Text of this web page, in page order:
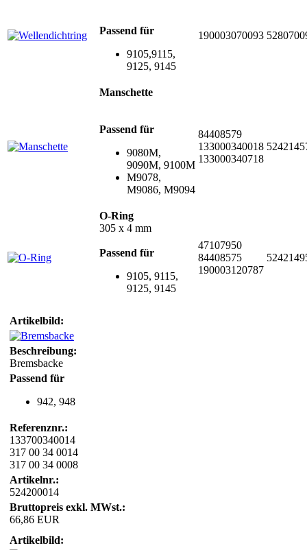
Passend für
9105,9115,
9125, 9145
190003070093
Manschette
Passend für
9080M,
9090M, 9100M
M9078,
M9086, M9094
84408579
133000340018
133000340718
O-Ring
305 x 4 mm
Passend für
9105, 9115,
9125, 9145
47107950
84408575
190003120787
Artikelbild:
Beschreibung:
Bremsbacke
Passend für
942, 948
Referenznr.:
133700340014
317 00 34 0014
317 00 34 0008
Artikelnr.:
524200014
Bruttopreis exkl. MWst.:
66,86 EUR
Artikelbild: